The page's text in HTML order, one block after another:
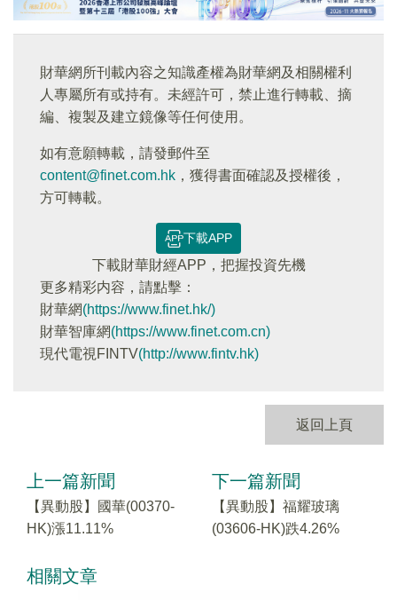
財華網所刊載內容之知識產權為財華網及相關權利
人專屬所有或持有。未經許可，禁止進行轉載、摘
編、複製及建立鏡像等任何使用。
如有意願轉載，請發郵件至
content@finet.com.hk ，獲得書面確認及授權後，
方可轉載。
下載APP
下載財華財經APP，把握投資先機
更多精彩内容，請點擊：
財華網(https://www.finet.hk/)
財華智庫網(https://www.finet.com.cn)
現代電視FINTV(http://www.fintv.hk)
返回上頁
上一篇新聞
【異動股】國華(00370-
HK)漲11.11%
下一篇新聞
【異動股】福耀玻璃
(03606-HK)跌4.26%
相關文章